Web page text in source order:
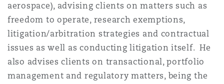
Assurance biens
Réassurance
Francisco
2 New Bailey
aerospace), advising clients on matters such as
freedom to operate, research exemptions,
litigation/arbitration strategies and contractual
issues as well as conducting litigation itself. He
also advises clients on transactional, portfolio
management and regulatory matters, being the